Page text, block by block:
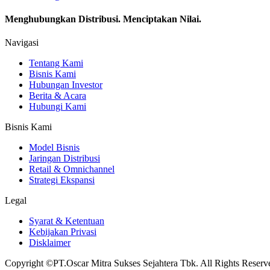
Menghubungkan Distribusi. Menciptakan Nilai.
Navigasi
Tentang Kami
Bisnis Kami
Hubungan Investor
Berita & Acara
Hubungi Kami
Bisnis Kami
Model Bisnis
Jaringan Distribusi
Retail & Omnichannel
Strategi Ekspansi
Legal
Syarat & Ketentuan
Kebijakan Privasi
Disklaimer
Copyright ©PT.Oscar Mitra Sukses Sejahtera Tbk. All Rights